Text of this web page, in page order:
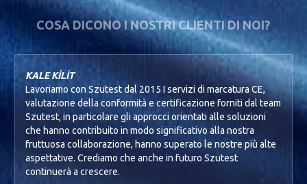
COSA DICONO I NOSTRI CLIENTI DI NOI?
KALE KİLİT
Lavoriamo con Szutest dal 2015 I servizi di marcatura CE,
valutazione della conformità e certificazione forniti dal team
Szutest, in particolare gli approcci orientati alle soluzioni
che hanno contribuito in modo significativo alla nostra
fruttuosa collaborazione, hanno superato le nostre più alte
aspettative. Crediamo che anche in futuro Szutest
continuerà a crescere.